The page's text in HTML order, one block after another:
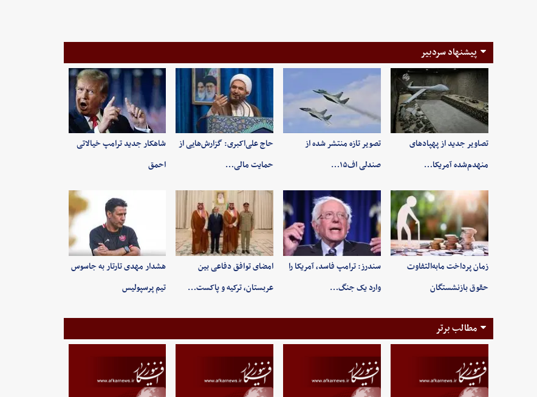
پیشنهاد سردبیر
تصاویر جدید از پهپادهای
منهدم‌شده آمریکا…
تصویر تازه منتشر شده از
صندلی اف۱۵…
حاج علی‌اکبری: گزارش‌هایی از
حمایت مالی…
شاهکار جدید ترامپ خیالاتی
احمق
زمان پرداخت مابه‌التفاوت
حقوق بازنشستگان
سندرز: ترامپ فاسد، آمریکا را
وارد یک جنگ…
امضای توافق دفاعی بین
عربستان، ترکیه و پاکست…
هشدار مهدی تارتار به جاسوس
تیم پرسپولیس
مطالب برتر